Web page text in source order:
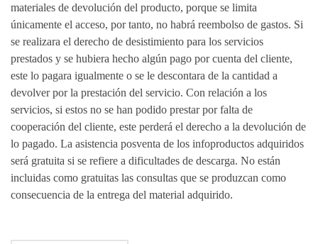
materiales de devolución del producto, porque se limita
únicamente el acceso, por tanto, no habrá reembolso de gastos. Si
se realizara el derecho de desistimiento para los servicios
prestados y se hubiera hecho algún pago por cuenta del cliente,
este lo pagara igualmente o se le descontara de la cantidad a
devolver por la prestación del servicio. Con relación a los
servicios, si estos no se han podido prestar por falta de
cooperación del cliente, este perderá el derecho a la devolución de
lo pagado. La asistencia posventa de los infoproductos adquiridos
será gratuita si se refiere a dificultades de descarga. No están
incluidas como gratuitas las consultas que se produzcan como
consecuencia de la entrega del material adquirido.